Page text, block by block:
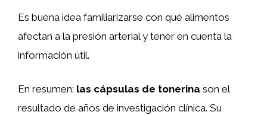
Es buena idea familiarizarse con qué alimentos
afectan a la presión arterial y tener en cuenta la
información útil.
En resumen: las cápsulas de tonerina son el
resultado de años de investigación clínica. Su